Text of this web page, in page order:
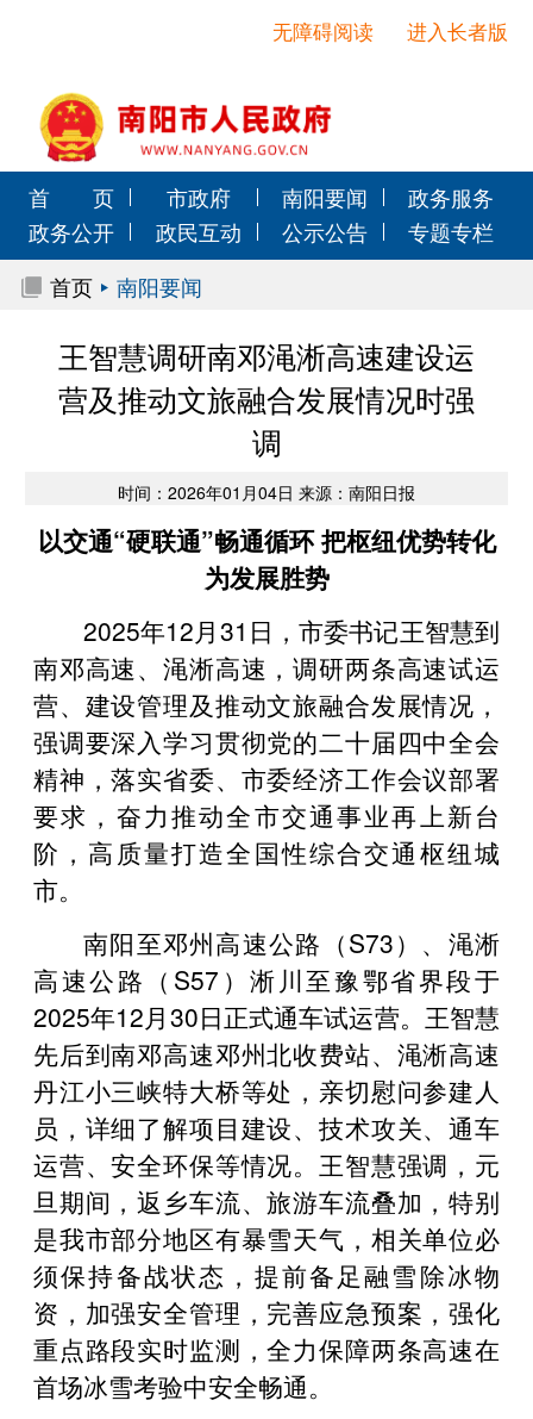
进入长者版
无障碍阅读
首 页 市政府 南阳要闻
政务服务
政务公开
政民互动 公示公告
专题专栏
首页
南阳要闻
王智慧调研南邓渑淅高速建设运
营及推动文旅融合发展情况时强
调
时间：2026年01月04日 来源：南阳日报
以交通“硬联通”畅通循环 把枢纽优势转化
为发展胜势
2025年12月31日，市委书记王智慧到
南邓高速、渑淅高速，调研两条高速试运
营、建设管理及推动文旅融合发展情况，
强调要深入学习贯彻党的二十届四中全会
精神，落实省委、市委经济工作会议部署
要求，奋力推动全市交通事业再上新台
阶，高质量打造全国性综合交通枢纽城
市。
南阳至邓州高速公路（S73）、渑淅
高速公路（S57）淅川至豫鄂省界段于
2025年12月30日正式通车试运营。王智慧
先后到南邓高速邓州北收费站、渑淅高速
丹江小三峡特大桥等处，亲切慰问参建人
员，详细了解项目建设、技术攻关、通车
运营、安全环保等情况。王智慧强调，元
旦期间，返乡车流、旅游车流叠加，特别
是我市部分地区有暴雪天气，相关单位必
须保持备战状态，提前备足融雪除冰物
资，加强安全管理，完善应急预案，强化
重点路段实时监测，全力保障两条高速在
首场冰雪考验中安全畅通。